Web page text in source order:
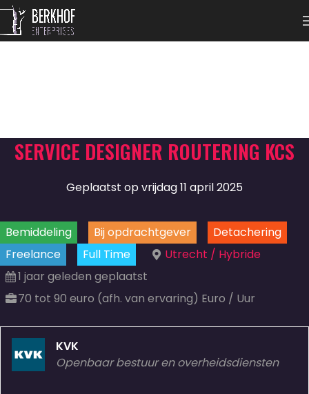
SERVICE DESIGNER ROUTERING KCS
Geplaatst op vrijdag 11 april 2025
Bemiddeling Bij opdrachtgever
Detachering
Freelance
Full Time
Utrecht / Hybride
1 jaar geleden geplaatst
70 tot 90 euro (afh. van ervaring) Euro / Uur
KVK
Openbaar bestuur en overheidsdiensten